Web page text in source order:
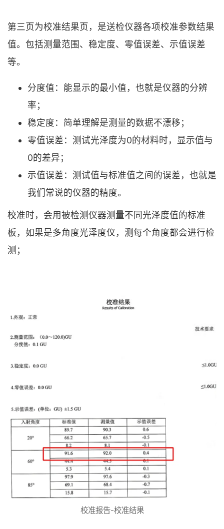
第三页为校准结果页，是送检仪器各项校准参数结果
值。包括测量范围、稳定度、零值误差、示值误差
等。
分度值：能显示的最小值，也就是仪器的分辨
率；
稳定度：简单理解是测量的数据不漂移；
零值误差：测试光泽度为0的材料时，显示值与
0的差异；
示值误差：测试值与标准值之间的误差，也就是
我们常说的仪器的精度。
校准时，会用被检测仪器测量不同光泽度值的标准
板，如果是多角度光泽度仪，测每个角度都会进行检
测；
校准报告-校准结果